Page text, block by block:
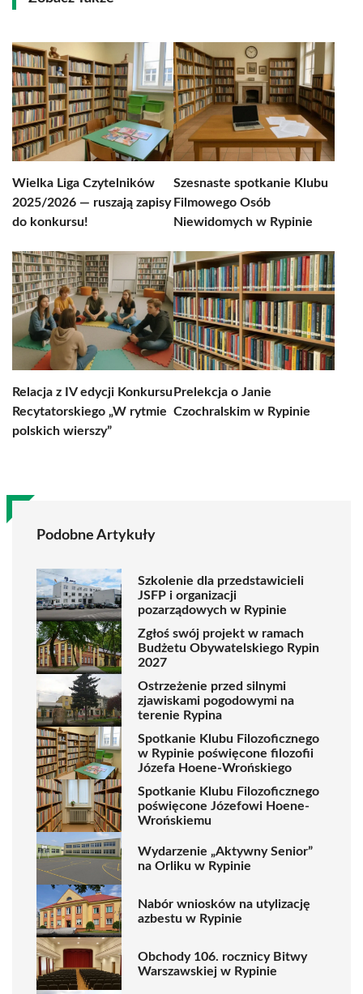
Wielka Liga Czytelników
2025/2026 — ruszają zapisy
do konkursu!
Szesnaste spotkanie Klubu
Filmowego Osób
Niewidomych w Rypinie
Relacja z IV edycji Konkursu
Recytatorskiego „W rytmie
polskich wierszy”
Prelekcja o Janie
Czochralskim w Rypinie
Podobne Artykuły
Szkolenie dla przedstawicieli
JSFP i organizacji
pozarządowych w Rypinie
Zgłoś swój projekt w ramach
Budżetu Obywatelskiego Rypin
2027
Ostrzeżenie przed silnymi
zjawiskami pogodowymi na
terenie Rypina
Spotkanie Klubu Filozoficznego
w Rypinie poświęcone filozofii
Józefa Hoene-Wrońskiego
Spotkanie Klubu Filozoficznego
poświęcone Józefowi Hoene-
Wrońskiemu
Wydarzenie „Aktywny Senior”
na Orliku w Rypinie
Nabór wniosków na utylizację
azbestu w Rypinie
Obchody 106. rocznicy Bitwy
Warszawskiej w Rypinie